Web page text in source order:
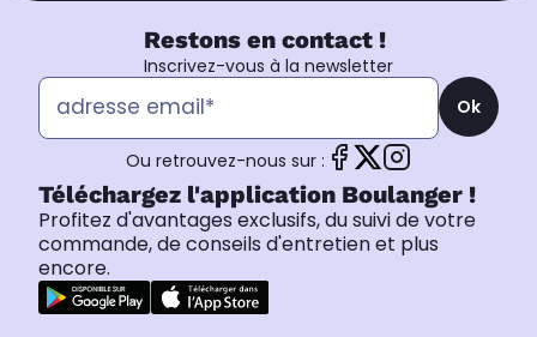
Restons en contact !
Inscrivez-vous à la newsletter
Ok
Ou retrouvez-nous sur :
Téléchargez l'application Boulanger !
Profitez d'avantages exclusifs, du suivi de votre
commande, de conseils d'entretien et plus
encore.